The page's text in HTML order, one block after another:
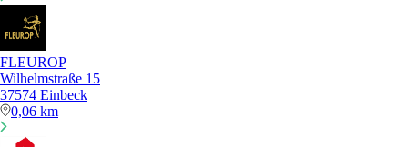
FLEUROP
Wilhelmstraße 15
37574 Einbeck
0,06 km